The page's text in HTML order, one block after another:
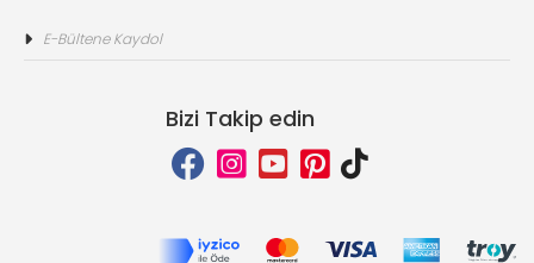
Bizi Takip edin